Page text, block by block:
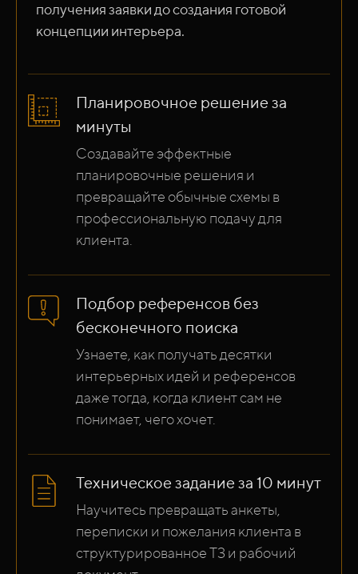
получения заявки до создания готовой
концепции интерьера.
Планировочное решение за
минуты
Создавайте эффектные
планировочные решения и
превращайте обычные схемы в
профессиональную подачу для
клиента.
Подбор референсов без
бесконечного поиска
Узнаете, как получать десятки
интерьерных идей и референсов
даже тогда, когда клиент сам не
понимает, чего хочет.
Техническое задание за 10 минут
Научитесь превращать анкеты,
переписки и пожелания клиента в
структурированное ТЗ и рабочий